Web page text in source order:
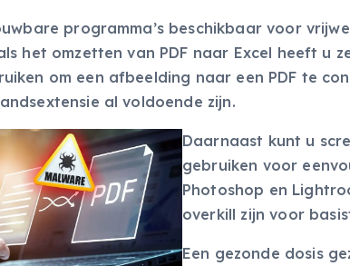
programma’s beschikbaar voor
het omzetten van PDF naar Excel heeft u
om een afbeelding naar een PDF te
al voldoende zijn.
Daarnaast kunt u
gebruiken voor
Photoshop en
overkill zijn voor
Een gezonde dosis